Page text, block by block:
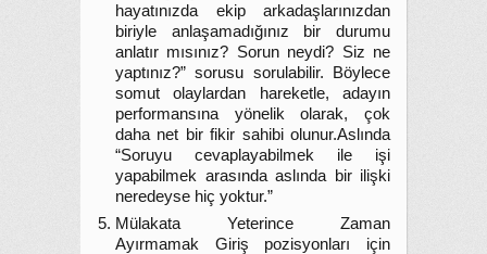
hayatınızda ekip arkadaşlarınızdan
biriyle anlaşamadığınız bir durumu
anlatır mısınız? Sorun neydi? Siz ne
yaptınız?” sorusu sorulabilir. Böylece
somut olaylardan hareketle, adayın
performansına yönelik olarak, çok
daha net bir fikir sahibi olunur.Aslında
“Soruyu cevaplayabilmek ile işi
yapabilmek arasında aslında bir ilişki
neredeyse hiç yoktur.”
Mülakata Yeterince Zaman
Ayırmamak Giriş pozisyonları için